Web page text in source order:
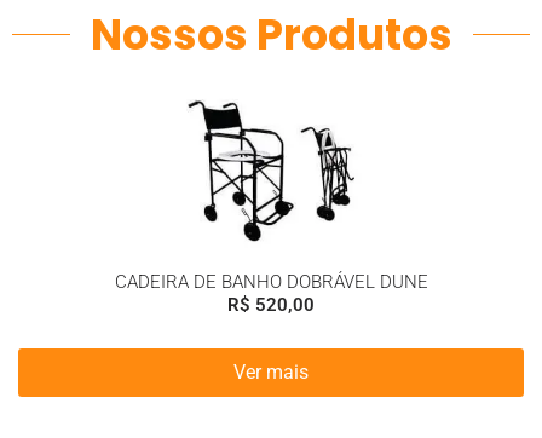
Nossos Produtos
CADEIRA DE BANHO DOBRÁVEL DUNE
R$ 520,00
Ver mais